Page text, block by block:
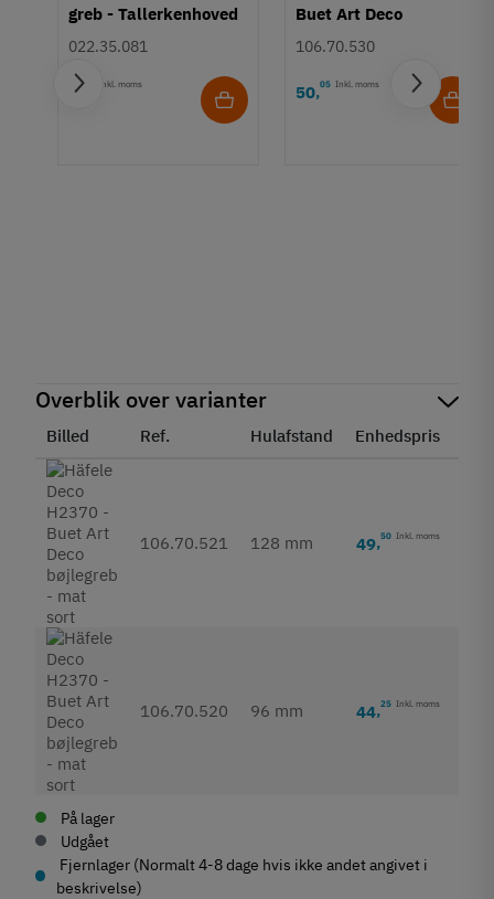
greb - Tallerkenhoved
- Krydskærv
022.35.081
1,15 Inkl. moms
Buet Art Deco
bøjlegreb - forniklet
106.70.530
50,05 Inkl. moms
Overblik over varianter
Billed Ref. Hulafstand Enhedspris
106.70.521 128 mm 49,50 Inkl. moms
106.70.520 96 mm 44,25 Inkl. moms
På lager
Udgået
Fjernlager (Normalt 4-8 dage hvis ikke andet angivet i
beskrivelse)